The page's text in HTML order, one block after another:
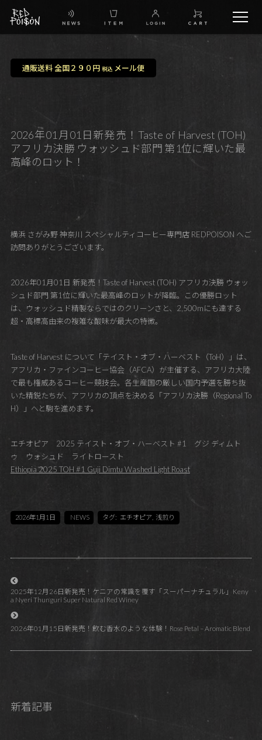
FB
通販送料 全国２９０円 税込メール便
2026年01月01日新発売！Taste of Harvest (TOH)
アフリカ決勝 ウォッシュド部門 第1位に輝いた最
高峰のロット！
横浜 さがみ野 神奈川 スペシャルティコーヒー専門店 REDPOISON へご
訪問ありがとうございます。
2026年01月01日 新発売！Taste of Harvest (TOH) アフリカ決勝 ウォッ
シュド部門 第1位に輝いた最高峰のロットが降臨。この優勝ロット
は、ウォッシュド精製ならではのクリーンさと、2,500mにも達する
超・高標高由来の複雑な酸味が最大の特徴。
Taste of Harvest について「テイスト・オブ・ハーベスト（ToH）」は、
アフリカ・ファインコーヒー協会（AFCA）が主催する、アフリカ大陸
で最も権威あるコーヒー競技会。各生産国の厳しい国内予選を勝ち抜
いた精鋭たちが、アフリカの頂点を決める「アフリカ決勝（Regional To
H）」へと駒を進めます。
エチオピア 2025 テイスト・オブ・ハーベスト #1 グジ ディムト
ゥ ウォシュド ライトロースト
Ethiopia 2025 TOH #1 Guji Dimtu Washed Light Roast
2026年1月1日 NEWS タグ: エチオピア 浅煎り
2025年12月26日新発売！ケニアの常識を覆す「スーパーナチュラル」Keny
a Nyeri Thunguri Super Natural Red Winey
2026年01月15日新発売！飲む香水のような体験！Rose Petal – Aromatic Blend
新着記事